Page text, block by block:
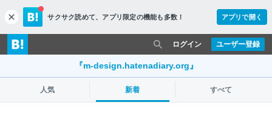
c
l
o
s
サクサク読めて、 アプリ限定の機能も多数！ アプリで開く
ユーザー登録
ログイン
『m-design.hatenadiary.org』
人気 新着 すべて